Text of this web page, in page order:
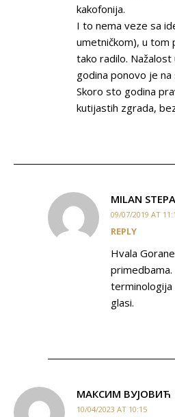
kakofonija.
I to nema veze sa
umetničkom), u tom
tako radilo.
godina ponovo je
Skoro sto godina
kutijastih zgrada,
MILAN
09/07/2019 AT
REPLY
Hvala
terminologija
glasi.
МАКСИМ ВУЈОВИЋ
10/04/2023 AT 10:15